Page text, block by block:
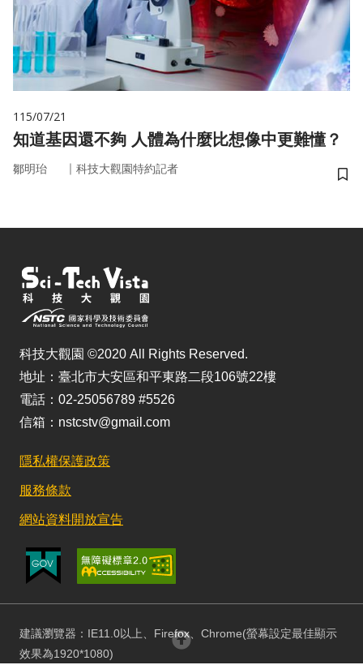
115/07/21
知道基因還不夠 人體為什麼比想像中更難懂？
鄒明珆 ｜ 科技大觀園特約記者
儲
科技大觀園 ©2020 All Rights Reserved.
地址：臺北市大安區和平東路二段106號22樓
電話：02-25056789 #5526
信箱：nstcstv@gmail.com
隱私權保護政策
服務條款
網站資料開放宣告
建議瀏覽器：IE11.0以上、Firefox、Chrome(螢幕設定最佳顯示
效果為1920*1080)
回頂部